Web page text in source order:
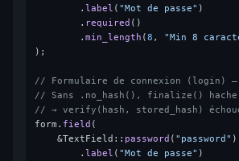
        .
label ( "Mot de passe" )
        .
required ()
        .
min_length (8 , "Min 8
);
// Formulaire de connexion (login)
// Sans .no_hash(), finalize() hache
// → verify(hash, stored_hash)
form. field (
    &TextField::
password ( "password" )
        .
label ( "Mot de passe" )